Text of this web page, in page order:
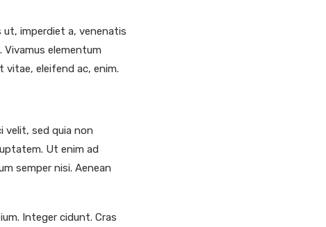
imperdiet a, venenatis
elementum
vitae, eleifend ac, enim.
velit, sed quia non
Ut enim ad
semper nisi. Aenean
Integer cidunt. Cras